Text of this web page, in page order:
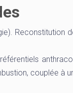
Reconstitution
couplée à